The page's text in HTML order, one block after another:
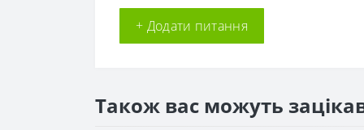
+ Додати питання
Також вас можуть